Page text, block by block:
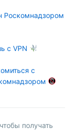
Роскомнадзором
с VPN
с
получать